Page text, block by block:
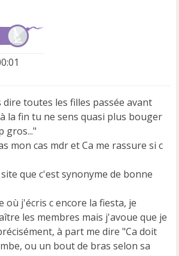
toutes les filles passée avant
la fin tu ne sens quasi plus bouger
gros..."
mon cas mdr et Ca me rassure si c
que c'est synonyme de bonne
où j'écris c encore la fiesta, je
les membres mais j'avoue que je
à part me dire "Ca doit
ou un bout de bras selon sa